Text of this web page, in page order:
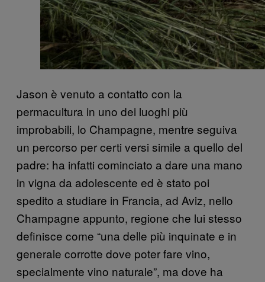
Jason è venuto a contatto con la
permacultura in uno dei luoghi più
improbabili, lo Champagne, mentre seguiva
un percorso per certi versi simile a quello del
padre: ha infatti cominciato a dare una mano
in vigna da adolescente ed è stato poi
spedito a studiare in Francia, ad Aviz, nello
Champagne appunto, regione che lui stesso
definisce come “una delle più inquinate e in
generale corrotte dove poter fare vino,
specialmente vino naturale”, ma dove ha